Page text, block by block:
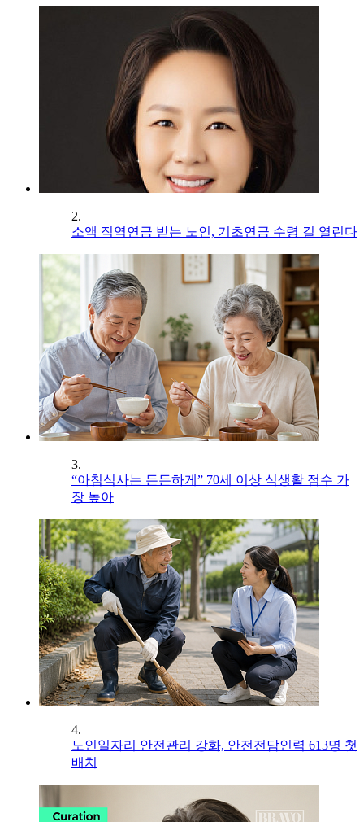
2.
소액 직역연금 받는 노인, 기초연금 수령 길 열린다
3.
“아침식사는 든든하게” 70세 이상 식생활 점수 가
장 높아
4.
노인일자리 안전관리 강화, 안전전담인력 613명 첫
배치